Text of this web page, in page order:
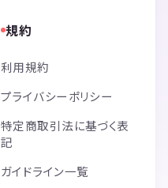
規約
利用規約
プライバシーポリシー
特定商取引法に基づく表
記
ガイドライン一覧